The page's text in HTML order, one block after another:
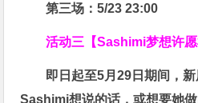
第三场：5/23 23:00
活动三【Sashimi梦想许愿
即日起至5月29日期间，
Sashimi想说的话，或想要她做